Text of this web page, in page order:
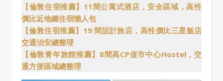
【倫敦住宿推薦】11間公寓式酒店，安全區域，高性
價比近地鐵住宿懶人包
【倫敦住宿推薦】19 間設計旅店，高性價比三星飯店
交通治安總整理
【倫敦青年旅館推薦】8間高CP值市中心Hostel，交
通方便區域總整理